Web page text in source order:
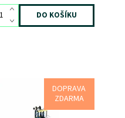
DOPRAVA
ZDARMA